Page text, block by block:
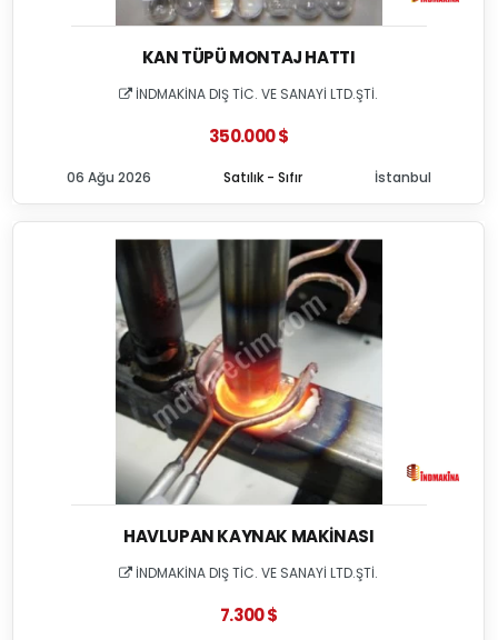
KAN TÜPÜ MONTAJ HATTI
İNDMAKİNA DIŞ TİC. VE SANAYİ LTD.ŞTİ.
350.000 $
Satılık - Sıfır
06 Ağu 2026 İstanbul
HAVLUPAN KAYNAK MAKINASI
İNDMAKİNA DIŞ TİC. VE SANAYİ LTD.ŞTİ.
7.300 $